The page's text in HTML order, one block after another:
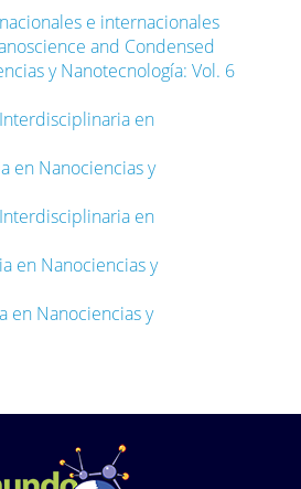
e internacionales
and Condensed
y Nanotecnología: Vol. 6
en
en Nanociencias y
en
en Nanociencias y
en Nanociencias y